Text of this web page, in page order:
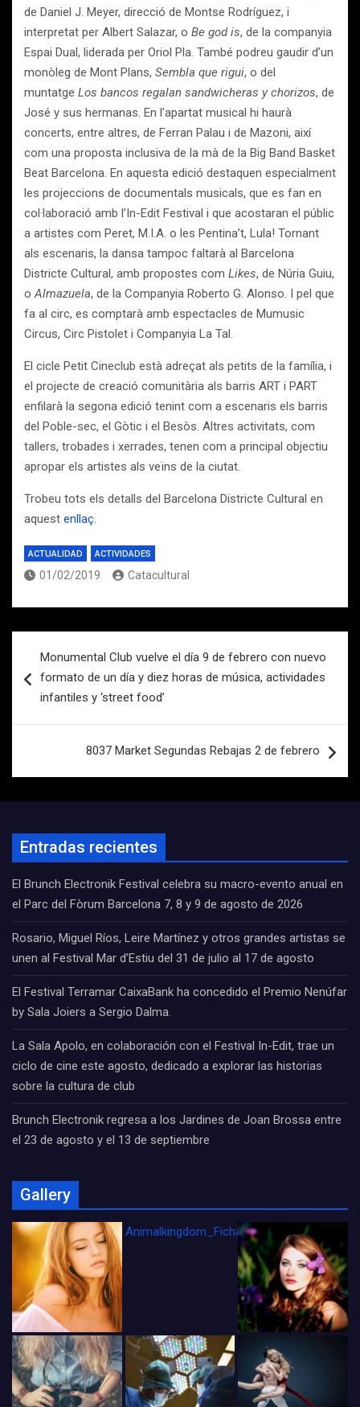
de Daniel J. Meyer, direcció de Montse Rodríguez, i
interpretat per Albert Salazar, o Be god is, de la companyia
Espai Dual, liderada per Oriol Pla. També podreu gaudir d’un
monòleg de Mont Plans, Sembla que rigui, o del
muntatge Los bancos regalan sandwicheras y chorizos, de
José y sus hermanas. En l’apartat musical hi haurà
concerts, entre altres, de Ferran Palau i de Mazoni, així
com una proposta inclusiva de la mà de la Big Band Basket
Beat Barcelona. En aquesta edició destaquen especialment
les projeccions de documentals musicals, que es fan en
col·laboració amb l’In-Edit Festival i que acostaran el públic
a artistes com Peret, M.I.A. o les Pentina’t, Lula! Tornant
als escenaris, la dansa tampoc faltarà al Barcelona
Districte Cultural, amb propostes com Likes, de Núria Guiu,
oAlmazuela, de la Companyia Roberto G. Alonso. I pel que
fa al circ, es comptarà amb espectacles de Mumusic
Circus, Circ Pistolet i Companyia La Tal.
El cicle Petit Cineclub està adreçat als petits de la família, i
el projecte de creació comunitària als barris ART i PART
enfilarà la segona edició tenint com a escenaris els barris
del Poble-sec, el Gòtic i el Besòs. Altres activitats, com
tallers, trobades i xerrades, tenen com a principal objectiu
apropar els artistes als veïns de la ciutat.
Trobeu tots els detalls del Barcelona Districte Cultural en
aquest enllaç.
ACTUALIDAD ACTIVIDADES
01/02/2019 Catacultural
de
entradas
Monumental Club vuelve el día 9 de febrero con nuevo
formato de un día y diez horas de música, actividades
infantiles y ‘street food’
8037 Market Segundas Rebajas 2 de febrero
Entradas recientes
El Brunch Electronik Festival celebra su macro-evento anual en
el Parc del Fòrum Barcelona 7, 8 y 9 de agosto de 2026
Rosario, Miguel Ríos, Leire Martínez y otros grandes artistas se
unen al Festival Mar d’Estiu del 31 de julio al 17 de agosto
El Festival Terramar CaixaBank ha concedido el Premio Nenúfar
by Sala Joiers a Sergio Dalma.
La Sala Apolo, en colaboración con el Festival In-Edit, trae un
ciclo de cine este agosto, dedicado a explorar las historias
sobre la cultura de club
Brunch Electronik regresa a los Jardines de Joan Brossa entre
el 23 de agosto y el 13 de septiembre
Gallery
Animalkingdom_FichaCine